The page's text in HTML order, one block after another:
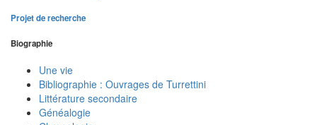
Projet de recherche
Biographie
Une vie
Bibliographie : Ouvrages de Turrettini
Littérature secondaire
Généalogie